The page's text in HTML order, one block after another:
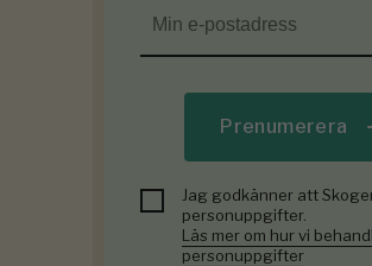
Prenumerera
Jag godkänner att
personuppgifter.
Läs mer om hur vi
personuppgifter